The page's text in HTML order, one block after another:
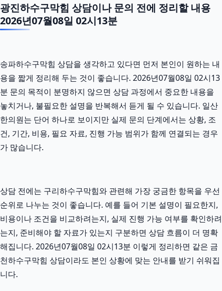
광진하수구막힘 상담이나 문의 전에 정리할 내용
2026년07월08일 02시13분
송파하수구막힘 상담을 생각하고 있다면 먼저 본인이 원하는 내
용을 짧게 정리해 두는 것이 좋습니다. 2026년07월08일 02시13
분 문의 목적이 분명하지 않으면 상담 과정에서 중요한 내용을
놓치거나, 불필요한 설명을 반복해서 듣게 될 수 있습니다. 일산
한의원는 단어 하나로 보이지만 실제 문의 단계에서는 상황, 조
건, 기간, 비용, 필요 자료, 진행 가능 범위가 함께 연결되는 경우
가 많습니다.
상담 전에는 구리하수구막힘와 관련해 가장 궁금한 항목을 우선
순위로 나누는 것이 좋습니다. 예를 들어 기본 설명이 필요한지,
비용이나 조건을 비교하려는지, 실제 진행 가능 여부를 확인하려
는지, 준비해야 할 자료가 있는지 구분하면 상담 흐름이 더 명확
해집니다. 2026년07월08일 02시13분 이렇게 정리하면 같은 금
천하수구막힘 상담이라도 본인 상황에 맞는 안내를 받기 쉬워집
니다.